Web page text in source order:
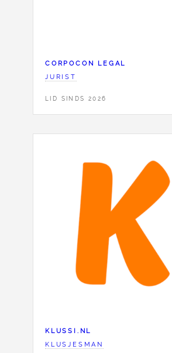
CORPOCON LEGAL
JURIST
LID SINDS 2026
KLUSSI.NL
KLUSJESMAN